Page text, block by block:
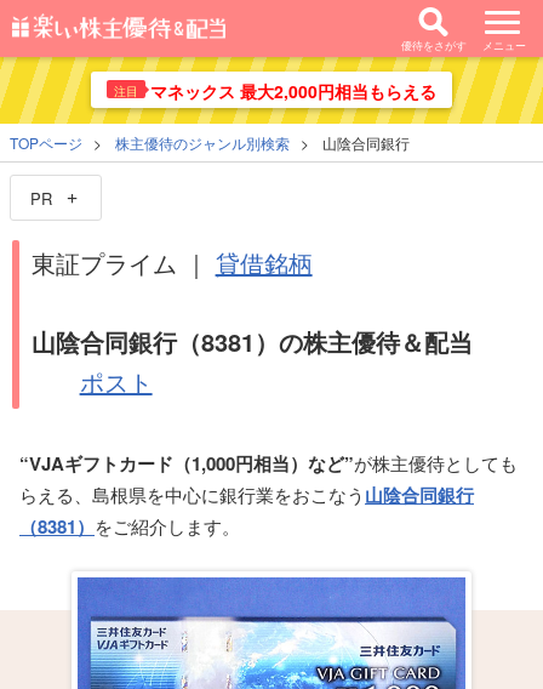
優待をさがす メニュー
注目 マネックス 最大2,000円相当もらえる
TOPページ 株主優待のジャンル別検索 山陰合同銀行
PR
東証プライム ｜ 貸借銘柄
山陰合同銀行（8381）の株主優待＆配当
ポスト
“VJAギフトカード（1,000円相当）など”が株主優待としても
らえる、島根県を中心に銀行業をおこなう 山陰合同銀行
（8381） をご紹介します。